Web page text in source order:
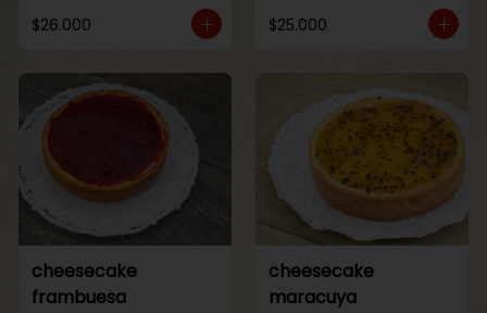
$26.000 $25.000
cheesecake
frambuesa
cheesecake
maracuya